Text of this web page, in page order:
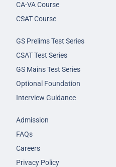
CA-VA Course
CSAT Course
GS Prelims Test Series
CSAT Test Series
GS Mains Test Series
Optional Foundation
Interview Guidance
Admission
FAQs
Careers
Privacy Policy